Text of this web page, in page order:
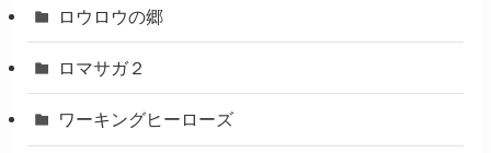
ロウロウの郷
ロマサガ２
ワーキングヒーローズ